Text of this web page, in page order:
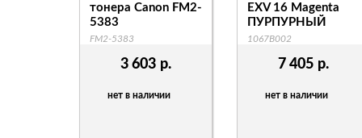
3 603 р.
нет в наличии
тонера Canon FM2-
5383
FM2-5383
7 405 р.
нет в наличии
EXV 16 Magenta
ПУРПУРНЫЙ
1067B002